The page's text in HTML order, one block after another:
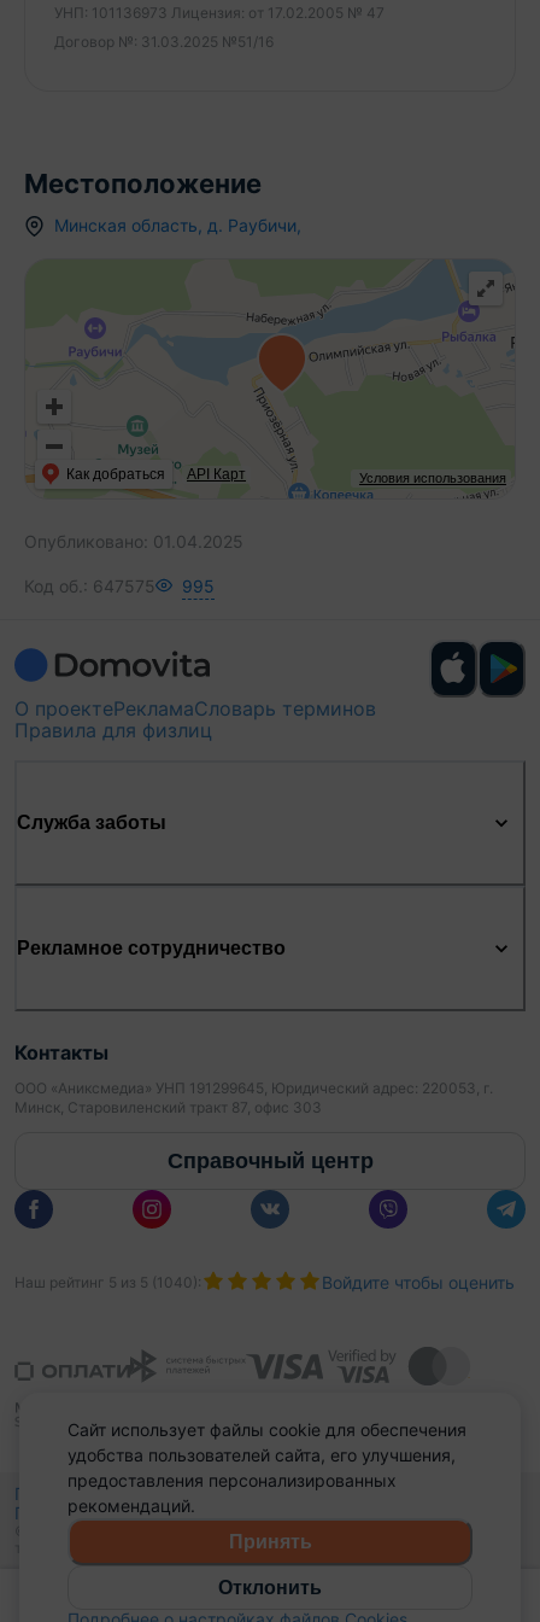
Не упустите шанс обзавестись домом в таком
прекрасном месте, где можно наслаждаться
ООО "Твоя столица", УНП 101136973, лицензия
УНП: 101136973 Лицензия: от 17.02.2005 № 47
Договор №: 31.03.2025 №51/16
Местоположение
Минская область д. Раубичи
Условия использования
Как добраться API Карт
Опубликовано: 01.04.2025
Код об.: 647575 995
Позвонить
О проектеРекламаСловарь терминов
Правила для физлиц
Служба заботы
Рекламное сотрудничество
Контакты
ООО «Аниксмедиа» УНП 191299645, Юридический адрес: 220053, г.
Минск, Старовиленский тракт 87, офис 303
Справочный центр
Наш рейтинг 5 из 5 1040): Войдите чтобы оценить
Политика конфиденциальности,
Политика обработки файлов куки
© 2015 - 2026, Domovita.by. Копирование материалов допускается
только при наличии активной ссылки.
Сайт использует файлы cookie для обеспечения
удобства пользователей сайта, его улучшения,
предоставления персонализированных
рекомендаций.
Принять
Отклонить